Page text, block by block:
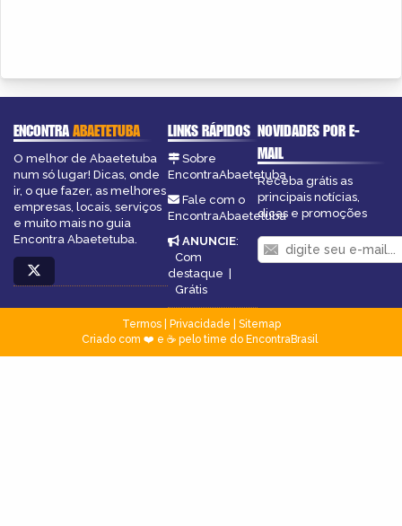
ENCONTRAABAETETUBA
O melhor de Abaetetuba
num só lugar! Dicas, onde
ir, o que fazer, as melhores
empresas, locais, serviços
e muito mais no guia
Encontra Abaetetuba.
LINKS RÁPIDOS
Sobre
EncontraAbaetetuba
Fale com o
EncontraAbaetetuba
ANUNCIE:
Com
destaque |
Grátis
NOVIDADES POR E-
MAIL
Receba grátis as
principais notícias,
dicas e promoções
Termos| Privacidade
Sitemap
Criado com ❤️ e ☕ pelo time do EncontraBrasil